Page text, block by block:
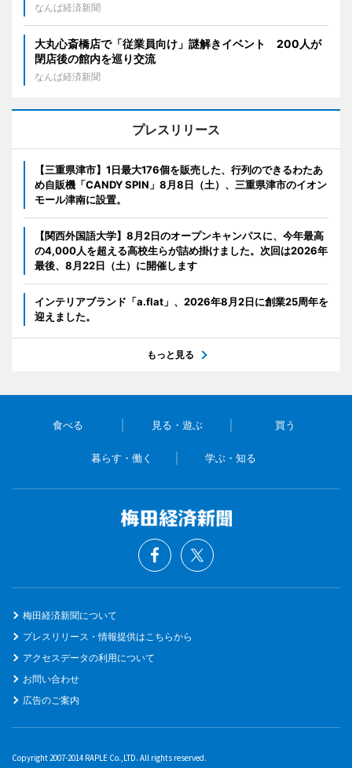
なんば経済新聞
大丸心斎橋店で「従業員向け」謎解きイベント 200人が
閉店後の館内を巡り交流
なんば経済新聞
プレスリリース
【三重県津市】1日最大176個を販売した、行列のできるわたあ
め自販機「CANDY SPIN」8月8日（土）、三重県津市のイオン
モール津南に設置。
【関西外国語大学】8月2日のオープンキャンパスに、今年最高
の4,000人を超える高校生らが詰め掛けました。次回は2026年
最後、8月22日（土）に開催します
インテリアブランド「a.flat」、2026年8月2日に創業25周年を
迎えました。
もっと見る
食べる 見る・遊ぶ 買う
暮らす・働く 学ぶ・知る
梅田経済新聞について
プレスリリース・情報提供はこちらから
アクセスデータの利用について
お問い合わせ
広告のご案内
Copyright 2007-2014 RAPLE Co.,LTD. All rights reserved.